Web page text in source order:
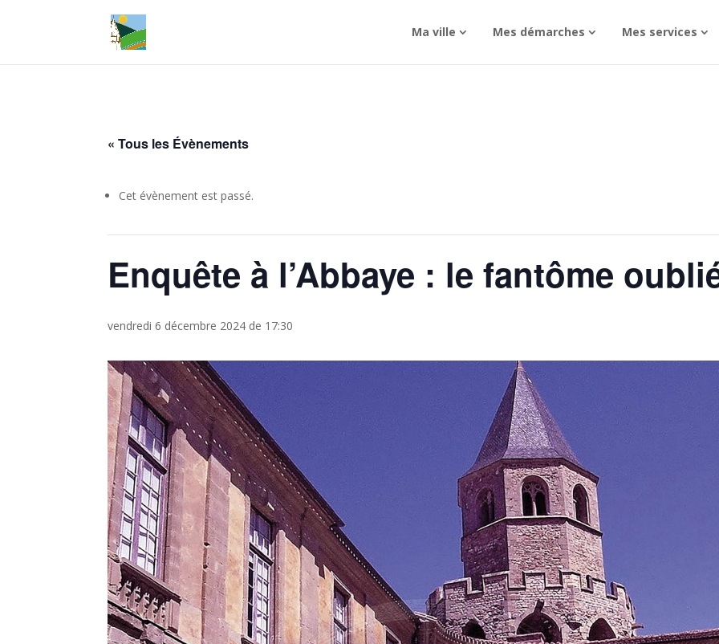
Ma ville Mes démarches Mes services
« Tous les Évènements
Cet évènement est passé.
Enquête à l’Abbaye : le fantôme
vendredi 6 décembre 2024 de 17:30